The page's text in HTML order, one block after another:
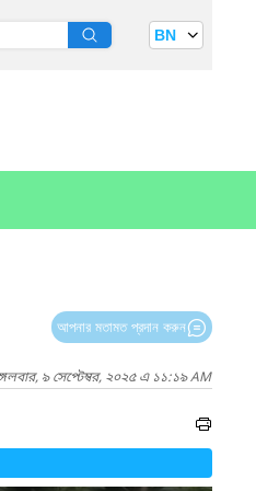
BN
আপনার মতামত প্রদান করুন
৯ সেপ্টেম্বর, ২০২৫ এ ১১:১৯ AM